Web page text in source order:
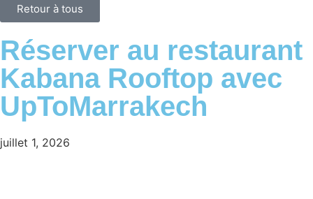
Retour à tous
Réserver au restaurant
Kabana Rooftop avec
UpToMarrakech
juillet 1, 2026